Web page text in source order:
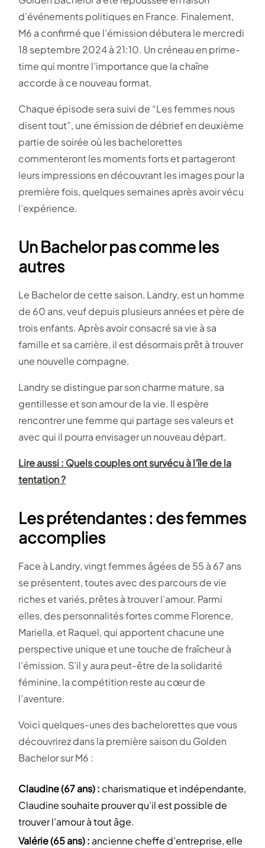
d’événements politiques en France. Finalement,
M6 a confirmé que l’émission débutera le mercredi
18 septembre 2024 à 21:10. Un créneau en prime-
time qui montre l’importance que la chaîne
accorde à ce nouveau format.
Chaque épisode sera suivi de “Les femmes nous
disent tout”, une émission de débrief en deuxième
partie de soirée où les bachelorettes
commenteront les moments forts et partageront
leurs impressions en découvrant les images pour la
première fois, quelques semaines après avoir vécu
l’expérience.
Un Bachelor pas comme les
autres
Le Bachelor de cette saison, Landry, est un homme
de 60 ans, veuf depuis plusieurs années et père de
trois enfants. Après avoir consacré sa vie à sa
famille et sa carrière, il est désormais prêt à trouver
une nouvelle compagne.
Landry se distingue par son charme mature, sa
gentillesse et son amour de la vie. Il espère
rencontrer une femme qui partage ses valeurs et
avec qui il pourra envisager un nouveau départ.
Lire aussi : Quels couples ont survécu à l’île de la
tentation ?
Les prétendantes : des femmes
accomplies
Face à Landry, vingt femmes âgées de 55 à 67 ans
se présentent, toutes avec des parcours de vie
riches et variés, prêtes à trouver l’amour. Parmi
elles, des personnalités fortes comme Florence,
Mariella, et Raquel, qui apportent chacune une
perspective unique et une touche de fraîcheur à
l’émission. S’il y aura peut-être de la solidarité
féminine, la compétition reste au cœur de
l’aventure.
Voici quelques-unes des bachelorettes que vous
découvrirez dans la première saison du Golden
Bachelor sur M6 :
Claudine (67 ans) : charismatique et indépendante,
Claudine souhaite prouver qu’il est possible de
trouver l’amour à tout âge.
Valérie (65 ans) : ancienne cheffe d’entreprise, elle